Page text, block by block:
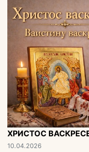
ХРИСТОС
10.04.2026